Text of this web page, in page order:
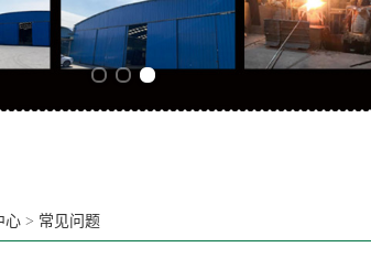
心 > 常见问题